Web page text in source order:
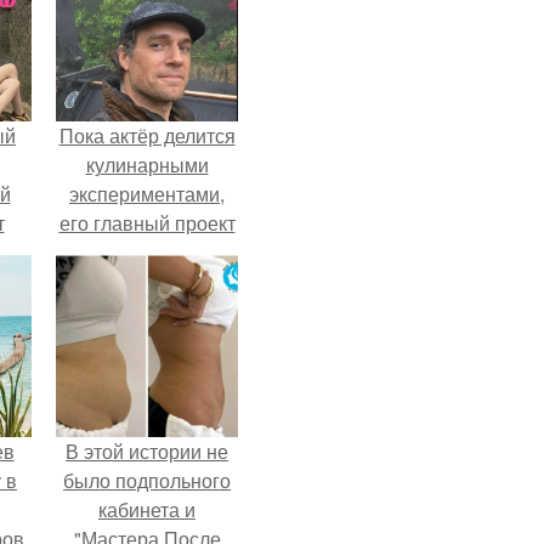
Пока актёр делится
кулинарными
экспериментами,
его главный проект
сделал серьёзный
шаг вперёд.
в
В этой истории не
было подпольного
кабинета и